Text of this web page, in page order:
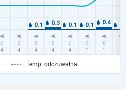
Temp. odczuwalna